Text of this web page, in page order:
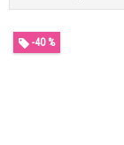
-40 %